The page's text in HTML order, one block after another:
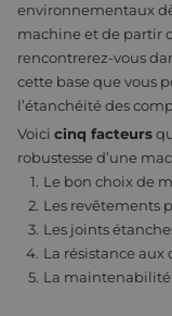
environnementaux
machine et de partir
rencontrerez-vous
cette base que vous
l’étanchéité des
Voici cinq facteurs
robustesse d’une
Le bon choix de
Les revêtements
Les joints
La résistance aux
La maintenabilité